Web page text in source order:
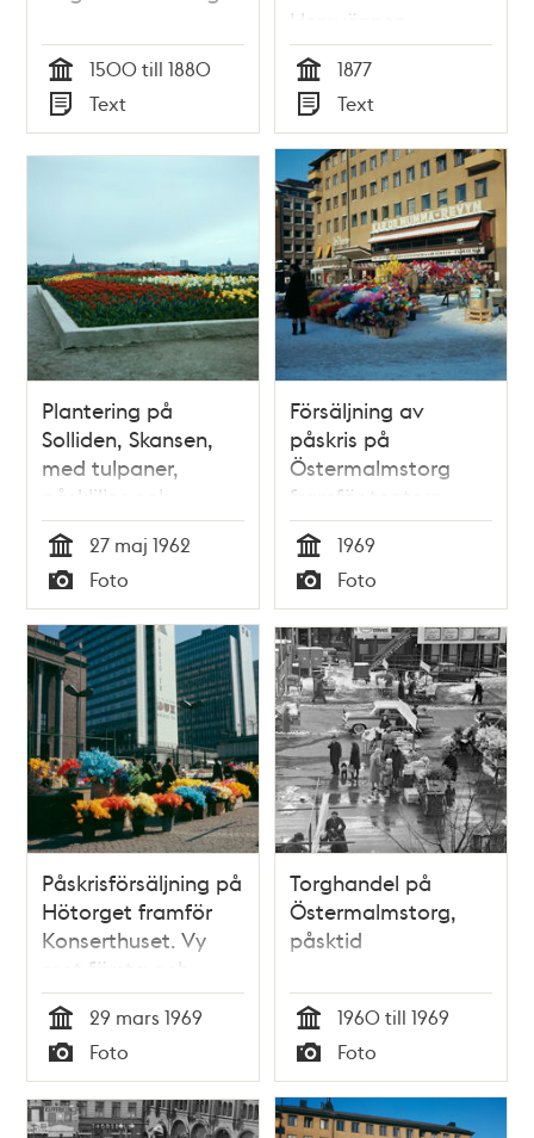
Tid
1500 till 1880
Typ
Text
Hemvännen
Tid
1877
Typ
Text
Plantering på
Solliden, Skansen,
med tulpaner,
påskliljor och
pingstliljor. Utsikt
mot Södermalm
Tid
27 maj 1962
Typ
Foto
Försäljning av
påskris på
Östermalmstorg
framför teatern
Folkan. Reklamskylt
för Kar de Mumma-
revyn på fasaden.
Tid
1969
Typ
Foto
Påskrisförsäljning på
Hötorget framför
Konserthuset. Vy
mot första och
andra hötorgshuset
med reklam för DUX
Radio och TV på
det första husets
gavel
Tid
29 mars 1969
Typ
Foto
Torghandel på
Östermalmstorg,
påsktid
Tid
1960 till 1969
Typ
Foto